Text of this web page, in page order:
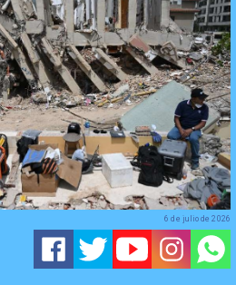
6 de julio de 2026